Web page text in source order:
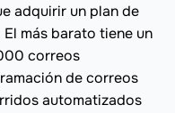
adquirir un plan de
más barato tiene un
correos
de correos
automatizados